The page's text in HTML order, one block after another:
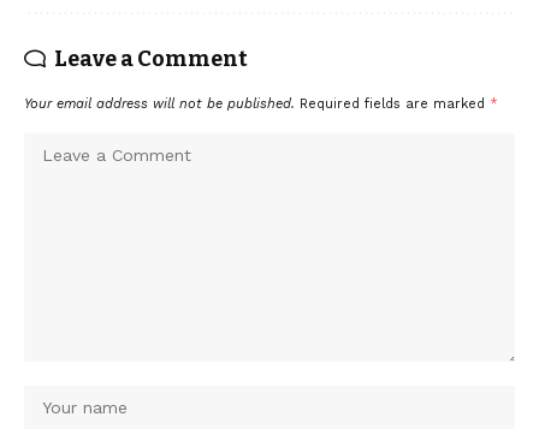
Leave a Comment
Your email address will not be published. Required fields are marked *